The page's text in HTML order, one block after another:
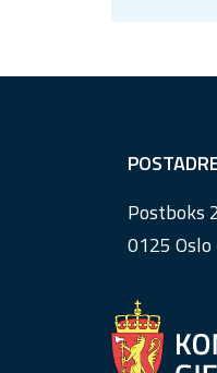
Postboks
0125 Oslo